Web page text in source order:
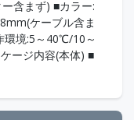
含まず) ■カラー:
ケーブル含ま
環境:5～40℃/10～
ージ内容(本体) ■